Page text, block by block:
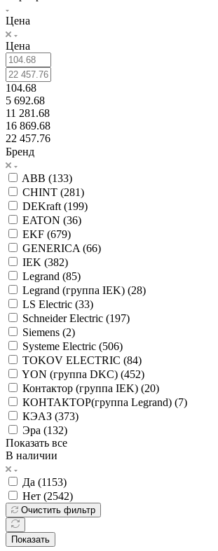
Цена
Цена
104.68
5 692.68
11 281.68
16 869.68
22 457.76
Бренд
ABB (133)
CHINT (281)
DEKraft (199)
EATON (36)
EKF (679)
GENERICA (66)
IEK (382)
Legrand (85)
Legrand (группа IEK) (28)
LS Electric (33)
Schneider Electric (197)
Siemens (2)
Systeme Electric (506)
TOKOV ELECTRIC (84)
YON (группа DKC) (452)
Контактор (группа IEK) (20)
КОНТАКТОР(группа Legrand) (7)
КЭАЗ (373)
Эра (132)
Показать все
В наличии
Да (1153)
Нет (2542)
Очистить фильтр
Показать